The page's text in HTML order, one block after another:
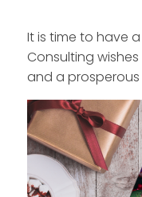
It is time to have
Consulting
and a prosperous